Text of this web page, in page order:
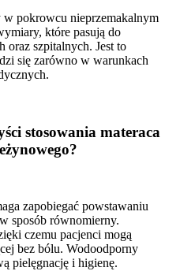
pokrowcu nieprzemakalnym
które pasują do
oraz szpitalnych. Jest to
się zarówno w warunkach
stosowania materaca
zapobiegać powstawaniu
sposób równomierny.
czemu pacjenci mogą
bez bólu. Wodoodporny
pielęgnację i higienę.